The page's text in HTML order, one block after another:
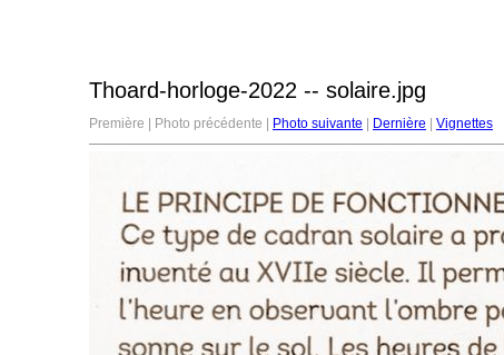
Thoard-horloge-2022 -- solaire.jpg
Première | Photo précédente | Photo suivante Dernière Vignettes